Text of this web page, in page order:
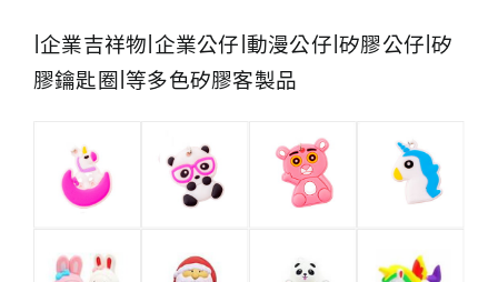
|企業吉祥物|企業公仔|動漫公仔|矽膠公仔|矽
膠鑰匙圈|等多色矽膠客製品